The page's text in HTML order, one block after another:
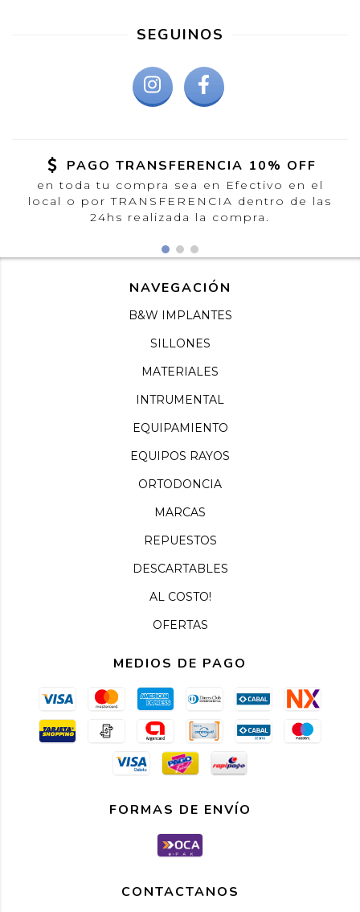
SEGUINOS
PAGO TRANSFERENCIA 10% OFF
en toda tu compra sea en Efectivo en el
local o por TRANSFERENCIA dentro de las
24hs realizada la compra.
NAVEGACIÓN
B&W IMPLANTES
SILLONES
MATERIALES
INTRUMENTAL
EQUIPAMIENTO
EQUIPOS RAYOS
ORTODONCIA
MARCAS
REPUESTOS
DESCARTABLES
AL COSTO!
OFERTAS
MEDIOS DE PAGO
FORMAS DE ENVÍO
CONTACTANOS